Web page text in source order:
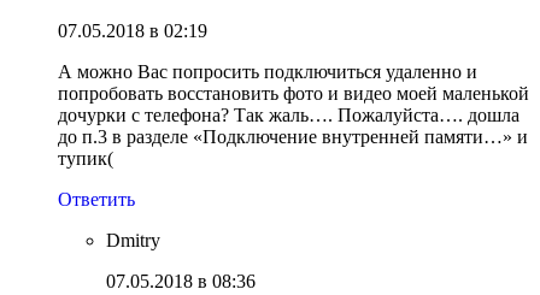
07.05.2018 в 02:19
А можно Вас попросить подключиться удаленно и
попробовать восстановить фото и видео моей маленькой
дочурки с телефона? Так жаль…. Пожалуйста…. дошла
до п.3 в разделе «Подключение внутренней памяти…» и
тупик(
Ответить
Dmitry
07.05.2018 в 08:36